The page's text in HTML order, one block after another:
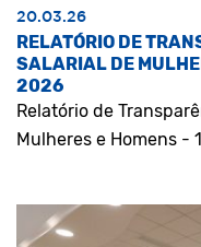
20.03.26
RELATÓRIO DE
SALARIAL DE
2026
Relatório de
Mulheres e Homens -